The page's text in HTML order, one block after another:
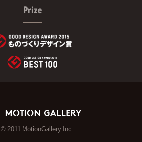
Prize
© 2011 MotionGallery Inc.